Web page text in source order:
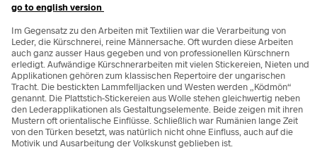
go to english version
Im Gegensatz zu den Arbeiten mit Textilien war die Verarbeitung von
Leder, die Kürschnerei, reine Männersache. Oft wurden diese Arbeiten
auch ganz ausser Haus gegeben und von professionellen Kürschnern
erledigt. Aufwändige Kürschnerarbeiten mit vielen Stickereien, Nieten und
Applikationen gehören zum klassischen Repertoire der ungarischen
Tracht. Die bestickten Lammfelljacken und Westen werden „Ködmön“
genannt. Die Plattstich-Stickereien aus Wolle stehen gleichwertig neben
den Lederapplikationen als Gestaltungselemente. Beide zeigen mit ihren
Mustern oft orientalische Einflüsse. Schließlich war Rumänien lange Zeit
von den Türken besetzt, was natürlich nicht ohne Einfluss, auch auf die
Motivik und Ausarbeitung der Volkskunst geblieben ist.